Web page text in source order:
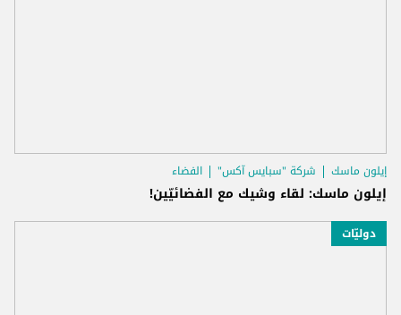
إيلون ماسك شركة "سبايس آكس" الفضاء
إيلون ماسك: لقاء وشيك مع الفضائيّين!
دوليّات